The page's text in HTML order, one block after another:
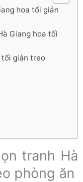
hoa tối giản
Giang hoa tối
tối giản treo
tranh Hà
phòng ăn